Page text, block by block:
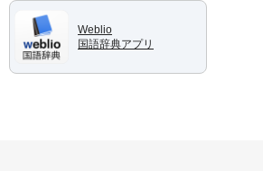
Weblio
国語辞典アプリ